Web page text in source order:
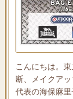
こんにちは。
断、メイクア
代表の海保麻